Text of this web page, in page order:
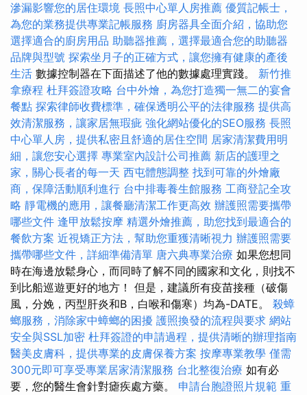
滲漏影響您的居住環境 長照中心單人房推薦 優質記帳士，
為您的業務提供專業記帳服務 廚房器具全面介紹，協助您
選擇適合的廚房用品 助聽器推薦，選擇最適合您的助聽器
品牌與型號 探索坐月子的正確方式，讓您擁有健康的產後
生活 數據控制器在下面描述了他的數據處理實踐。 新竹推
拿療程 杜拜簽證攻略 台中外燴，為您打造獨一無二的宴會
餐點 探索律師收費標準，確保透明公平的法律服務 提供高
效清潔服務，讓家居無瑕疵 強化網站優化的SEO服務 長照
中心單人房，提供私密且舒適的居住空間 居家清潔費用明
細，讓您安心選擇 專業室內設計公司推薦 新店的護理之
家，關心長者的每一天 西屯體態調整 找到可靠的外燴廠
商，保障活動順利進行 台中排毒養生館服務 工商登記全攻
略 靜電機的應用，讓餐廳清潔工作更高效 辦護照需要攜帶
哪些文件 逢甲放鬆按摩 精選外燴推薦，助您找到最適合的
餐飲方案 近視矯正方法，幫助您重獲清晰視力 辦護照需要
攜帶哪些文件，詳細準備清單 唐六典專業治療 如果您想同
時在海邊放鬆身心，而同時了解不同的國家和文化，則找不
到比船巡遊更好的地方！ 但是，建議所有疫苗接種（破傷
風，分娩，丙型肝炎和B，白喉和傷寒）均為-DATE。 殺蟑
螂服務，消除家中蟑螂的困擾 護照換發的流程與要求 網站
安全與SSL加密 杜拜簽證的申請過程，提供清晰的辦理指南
醫美皮膚科，提供專業的皮膚保養方案 按摩專業教學 僅需
300元即可享受專業居家清潔服務 台北整復治療 如有必
要，您的醫生會針對瘧疾處方藥。 申請台胞證照片規範 重